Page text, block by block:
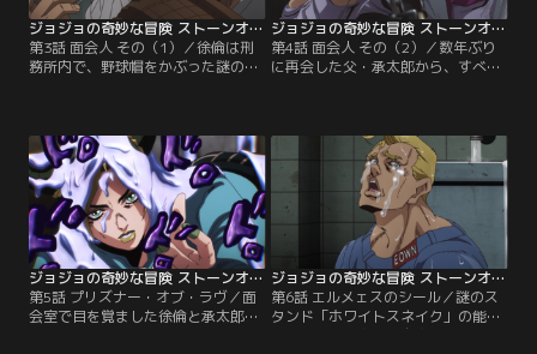
ジョジョの奇妙な冒険 ストーンオーシャン 第03話
第3話 面会人 その（1）／徐倫は刑
務所内で、野球帽をかぶった謎の少
在に違和感を覚える徐倫だったが、
翌日、少年の言葉通り面会人が訪れ
る。その人物こそ、徐倫の父・空条
承太郎だった…。
ジョジョの奇妙な冒険 ストーンオーシャン 第04話
第4話 面会人 その（2）／数年ぶり
に再会した父・承太郎から、すべて
暇もなく、ジョンガリ・Aのスタン
ド「マンハッタン・トランスファ
ー」が徐倫を襲撃する。
ジョジョの奇妙な冒険 ストーンオーシャン 第05話
第5話 プリズナー・オブ・ラヴ／面
会室で目を覚ました徐倫と承太郎。
ジョジョの奇妙な冒険 ストーンオーシャン 第06話
第6話 エルメェスのシール／謎のス
タンド「ホワイトスネイク」の能力
によって、承太郎は自身のスタンド